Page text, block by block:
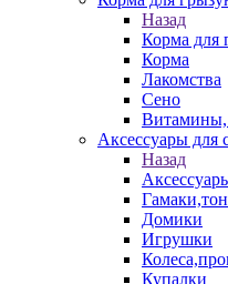
Назад
Корма для
Корма
Лакомства
Сено
Витамины,
Аксессуары для
Назад
Домики
Игрушки
Купалки